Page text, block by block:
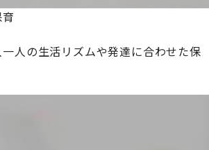
人の生活リズムや発達に合わせた保